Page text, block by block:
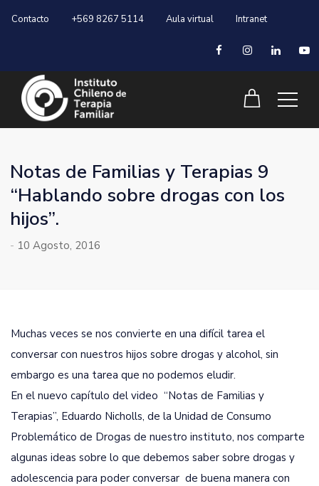
Contacto +569 8267 5114 Aula virtual Intranet
Notas de Familias y Terapias 9
“Hablando sobre drogas con los
hijos”.
- 10 Agosto, 2016
Muchas veces se nos convierte en una difícil tarea el
conversar con nuestros hijos sobre drogas y alcohol, sin
embargo es una tarea que no podemos eludir.
En el nuevo capítulo del video “Notas de Familias y
Terapias”, Eduardo Nicholls, de la Unidad de Consumo
Problemático de Drogas de nuestro instituto, nos comparte
algunas ideas sobre lo que debemos saber sobre drogas y
adolescencia para poder conversar de buena manera con